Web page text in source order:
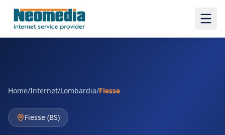
Home/Internet/Lombardia/Fiesse
Fiesse (BS)